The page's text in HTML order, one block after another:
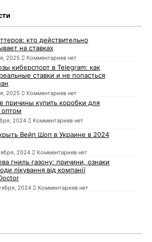
кто действительно
на ставках
2025 Комментариев нет
киберспорт в Telegram: как
ставки и не попасться
2025 Комментариев нет
причины купить коробки для
2024 Комментариев нет
Вейп Шоп в Украине в 2024
2024 Комментариев нет
гниль газону: причини, ознаки
лікування від компанії
2024 Комментариев нет